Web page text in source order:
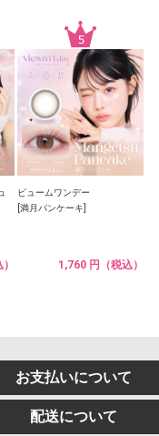
ビュームワンデー
[満月パンケーキ]
1,760 円（税込）
お支払いについて
配送について